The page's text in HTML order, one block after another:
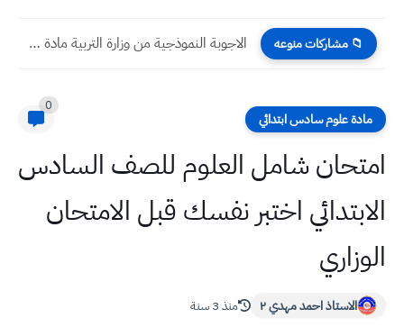
📁 مشاركات منوعه الاجوبة النموذجية من وزارة التربية مادة الفيزياء ثالث متوسط 2022...
مادة علوم سادس ابتدائي
0
امتحان شامل العلوم للصف السادس
الابتدائي اختبر نفسك قبل الامتحان
الوزاري
الاستاذ احمد مهدي ٢ منذ 3 سنة